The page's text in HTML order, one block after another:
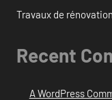
Travaux de
Recent
A WordPress